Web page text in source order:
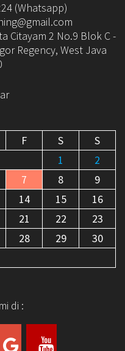
(Whatsapp)
Citayam 2 No.9 Blok C -
Regency, West Java
F S
S
1
2
7 8
9
14 15
16
21 22
23
28 29
30
di :